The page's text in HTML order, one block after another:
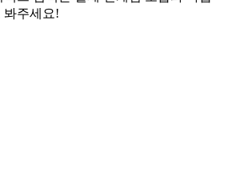
봐주세요!